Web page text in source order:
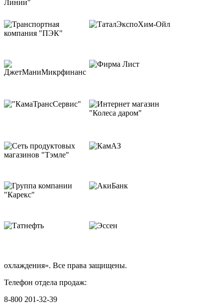
охлаждения». Все права защищены.
Телефон отдела продаж:
8-800 201-32-39